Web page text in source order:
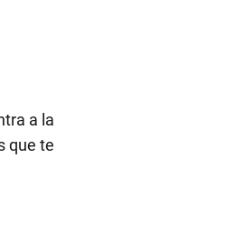
a la
que te